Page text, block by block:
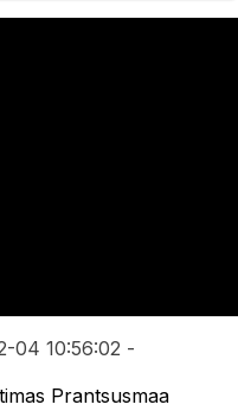
04 10:56:02 -
Prantsusmaa